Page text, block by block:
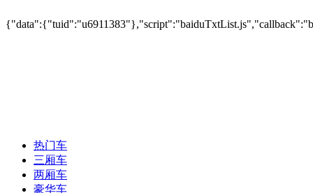
热门车
三厢车
两厢车
豪华车